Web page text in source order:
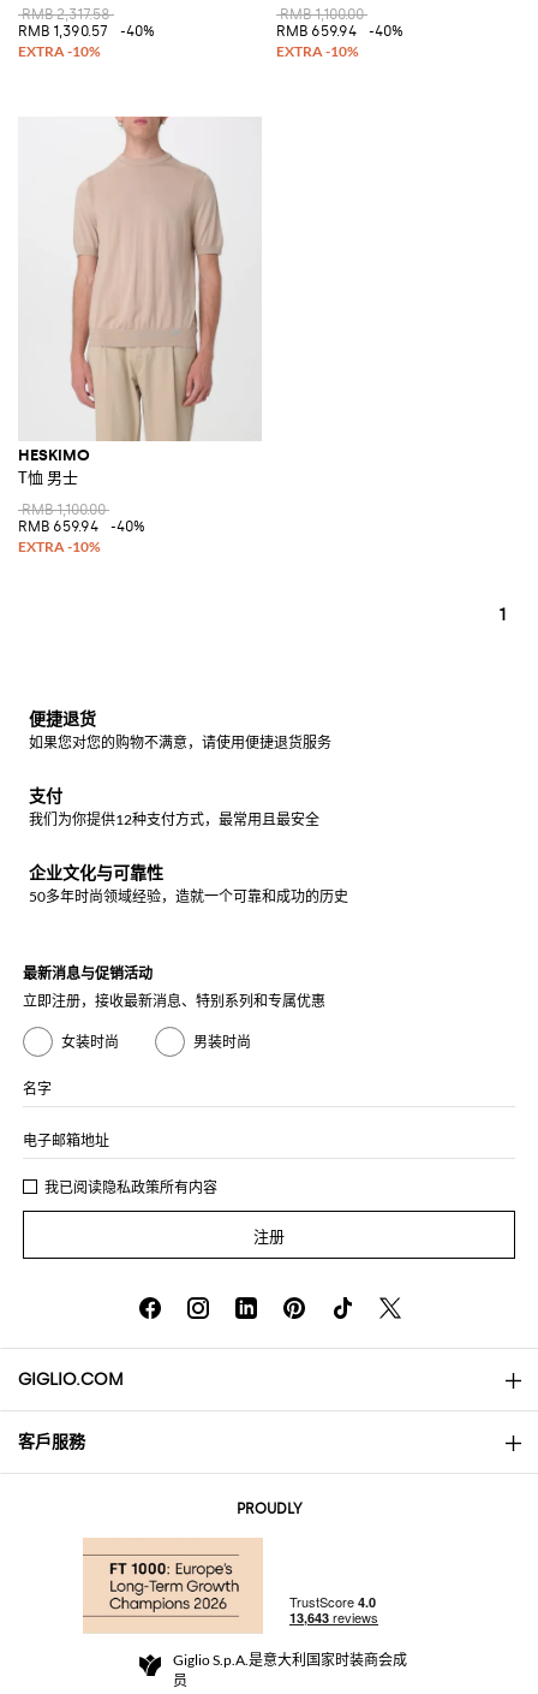
RMB 2,317.58
RMB 1,390.57
-40%
RMB 1,100.00
RMB 659.94
-40%
HESKIMO
T恤 男士
RMB 1,100.00
RMB 659.94
-40%
1
便捷退货
如果您对您的购物不满意，请使用便捷退货服务
支付
我们为你提供12种支付方式，最常用且最安全
企业文化与可靠性
50多年时尚领域经验，造就一个可靠和成功的历史
最新消息与促销活动
立即注册，接收最新消息、特别系列和专属优惠
女装时尚 男装时尚
名字
电子邮箱地址
我已阅读隐私政策所有内容
注册
GIGLIO.COM
About
Community Store
客戶服務
退货与退款
For a safe shopping experience
PROUDLY
Giglio S.p.A.是意大利国家时装商会成
员